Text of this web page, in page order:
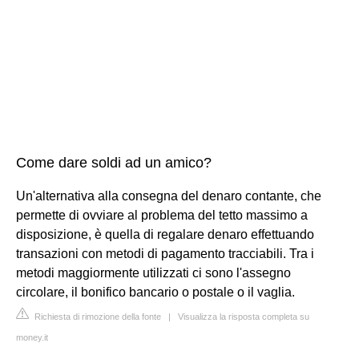
Come dare soldi ad un amico?
Un'alternativa alla consegna del denaro contante, che
permette di ovviare al problema del tetto massimo a
disposizione, è quella di regalare denaro effettuando
transazioni con metodi di pagamento tracciabili. Tra i
metodi maggiormente utilizzati ci sono l'assegno
circolare, il bonifico bancario o postale o il vaglia.
Richiesta di rimozione della fonte | Visualizza la risposta completa su
money.it